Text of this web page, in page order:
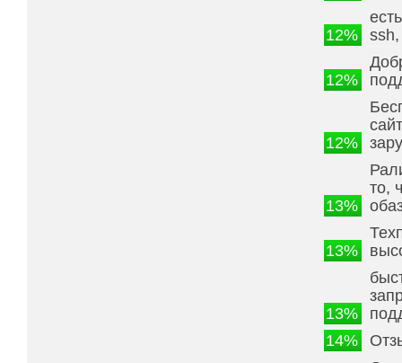
12%
12%
12%
13%
то,
13%
13%
14%